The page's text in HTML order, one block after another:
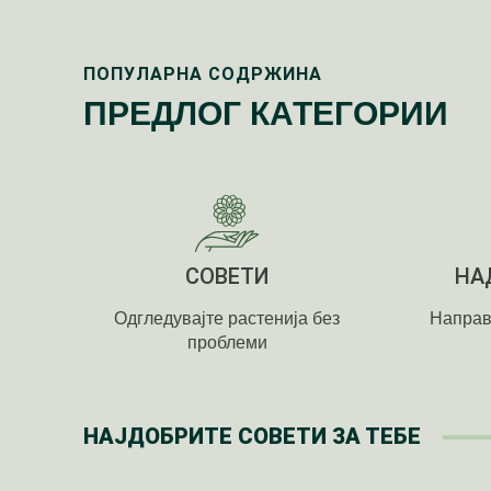
ПОПУЛАРНА СОДРЖИНА
ПРЕДЛОГ КАТЕГОРИИ
СОВЕТИ
Одгледувајте растенија без
проблеми
НАЈДОБРИТЕ СОВЕТИ ЗА ТЕБЕ